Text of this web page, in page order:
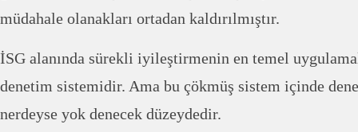
müdahale olanakları ortadan kaldırılmıştır.
İSG alanında sürekli iyileştirmenin en temel
denetim sistemidir. Ama bu çökmüş sistem içinde
nerdeyse yok denecek düzeydedir.